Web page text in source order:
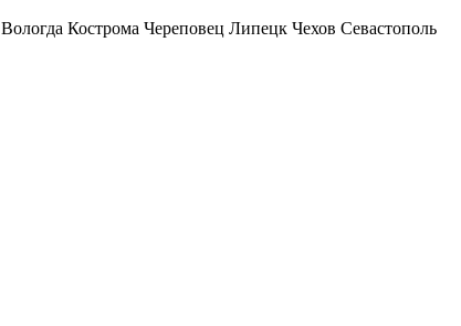
Вологда Кострома Череповец Липецк Чехов Севастополь